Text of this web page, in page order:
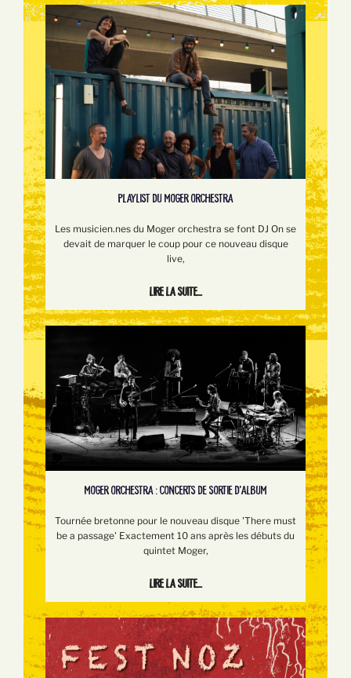
PLAYLIST DU MOGER ORCHESTRA
Les musicien.nes du Moger orchestra se font DJ On se
devait de marquer le coup pour ce nouveau disque
live,
Lire la suite...
MOGER ORCHESTRA : CONCERTS DE SORTIE D'ALBUM
Tournée bretonne pour le nouveau disque 'There must
be a passage' Exactement 10 ans après les débuts du
quintet Moger,
Lire la suite...